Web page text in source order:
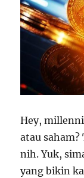
Hey,
atau
nih. Yuk,
yang bikin